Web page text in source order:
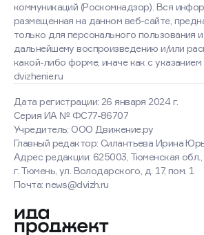
Дата регистрации: 26 января 2024 г.
Серия ИА № ФС77-86707
Учредитель: ООО Движение.ру
Главный редактор: Силантьева Ирина
Адрес редакции: 625003, Тюменская обл.,
г. Тюмень, ул. Володарского, д. 17, пом. 1
Почта: news@dvizh.ru
коммуникаций (Роскомнадзор). Вся
размещенная на данном веб-сайте,
только для персонального пользования
дальнейшему воспроизведению и/или
какой-либо форме, иначе как с указанием
dvizhenie.ru
Оставаясь на сайте, вы
соглашаетесь с использованием